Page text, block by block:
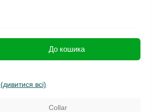
До кошика
(дивитися всі)
Collar